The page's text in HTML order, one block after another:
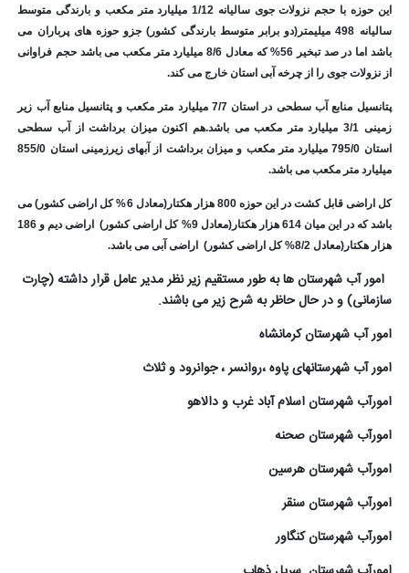
این حوزه با حجم نزولات جوی سالیانه 1/12 میلیارد متر مکعب و بارندگی متوسط
سالیانه 498 میلیمتر(دو برابر متوسط بارندگی کشور) جزو حوزه های پرباران می
باشد اما در صد تبخیر 56% که معادل 8/6 میلیارد متر مکعب می باشد حجم فراوانی
جوی را از چرخه آبی استان خارج می کند.
پتانسیل منابع آب سطحی در استان 7/7 میلیارد متر مکعب و پتانسیل منابع آب زیر
زمینی 3/1 میلیارد متر مکعب می باشد.هم اکنون میزان برداشت از آب سطحی
استان 795/0 میلیارد متر مکعب و میزان برداشت از آبهای زیرزمینی استان 855/0
متر مکعب می باشد.
کل اراضی قابل کشت در این حوزه 800 هزار هکتار(معادل 6% کل اراضی کشور) می
باشد که در این میان 614 هزار هکتار(معادل 9% کل اراضی کشور) اراضی دیم و 186
8/2% کل اراضی کشور) اراضی آبی می باشد.
آب شهرستان ها به طور مستقیم زیر نظر مدیر عامل قرار داشته (چارت
و در حال حاظر به شرح زیر می باشند.
آب شهرستان کرمانشاه
آب شهرستانهای پاوه ،روانسر ، جوانرود و ثلاث
شهرستان اسلام آباد غرب و دالاهو
شهرستان صحنه
شهرستان هرسین
شهرستان سنقر
شهرستان کنگاور